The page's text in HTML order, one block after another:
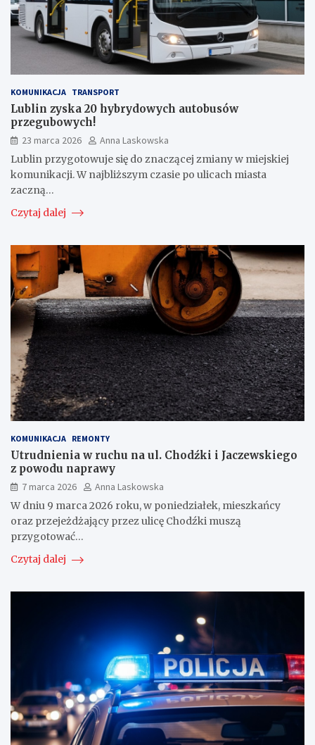
KOMUNIKACJA TRANSPORT
Lublin zyska 20 hybrydowych autobusów
przegubowych!
23 marca 2026
Anna Laskowska
Lublin przygotowuje się do znaczącej zmiany w miejskiej
komunikacji. W najbliższym czasie po ulicach miasta
zaczną…
Czytaj dalej
KOMUNIKACJA REMONTY
Utrudnienia w ruchu na ul. Chodźki i Jaczewskiego
z powodu naprawy
7 marca 2026
Anna Laskowska
W dniu 9 marca 2026 roku, w poniedziałek, mieszkańcy
oraz przejeżdżający przez ulicę Chodźki muszą
przygotować…
Czytaj dalej